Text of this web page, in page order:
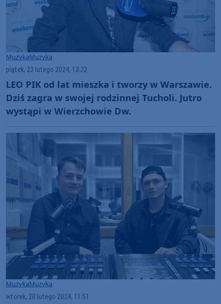
MuzykaMuzyka
piątek, 23 lutego 2024, 13:22
LEO PIK od lat mieszka i tworzy w Warszawie.
Dziś zagra w swojej rodzinnej Tucholi. Jutro
wystąpi w Wierzchowie Dw.
MuzykaMuzyka
wtorek, 20 lutego 2024, 11:51